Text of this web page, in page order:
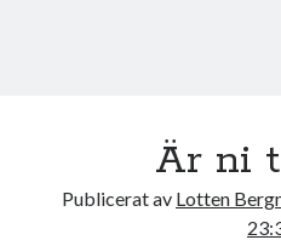
Är ni
Publicerat av Lotten